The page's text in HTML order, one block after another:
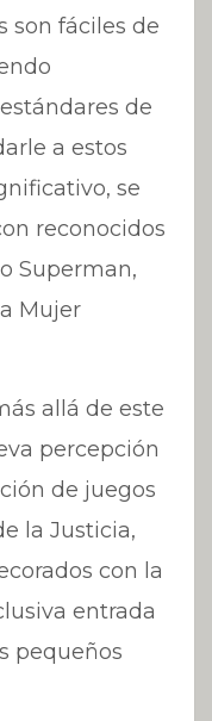
son fáciles de
de
a estos
se
reconocidos
Superman,
Mujer
allá de este
percepción
de juegos
la Justicia,
con la
entrada
pequeños